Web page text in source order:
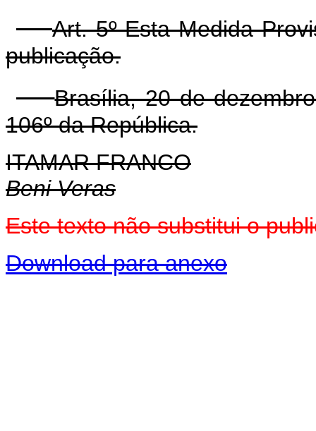
Art. 5º Esta Medida
publicação.
Brasília, 20 de
106º da República.
ITAMAR FRANCO
Beni Veras
Este texto não substitui o
Download para anexo